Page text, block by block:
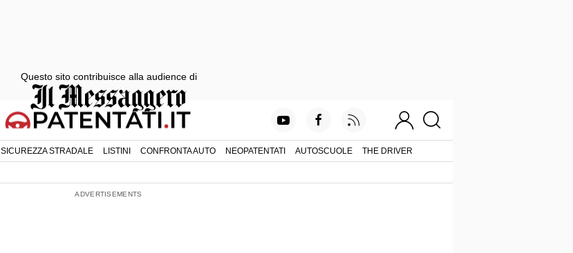
SICUREZZA STRADALE LISTINI CONFRONTA AUTO NEOPATENTATI AUTOSCUOLE THE DRIVER
Questo sito contribuisce alla audience di